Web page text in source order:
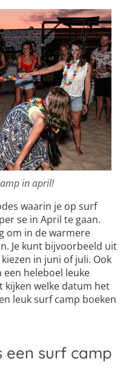
in april!
waarin je op surf
se in April te gaan.
om in de warmere
Je kunt bijvoorbeeld uit
in juni of juli. Ook
heleboel leuke
kijken welke datum het
leuk surf camp boeken
een surf camp